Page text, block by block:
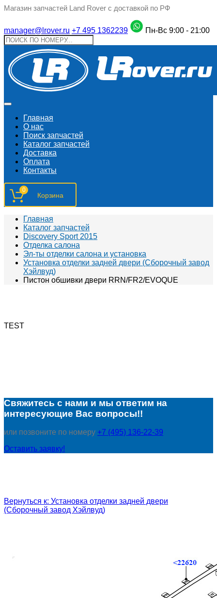
Магазин запчастей Land Rover с доставкой по РФ
manager@lrover.ru +7 495 1362239 Пн-Вс 9:00 - 21:00
Главная
О нас
Поиск запчастeй
Каталог запчастей
Доставка
Оплата
Контакты
0
Главная
Каталог запчастей
Discovery Sport 2015
Отделка салона
Эл-ты отделки салона и установка
Установка отделки задней двери (Сборочный завод
Хэйлвуд)
Пистон обшивки двери RRN/FR2/EVOQUE
TEST
Свяжитесь с нами и мы ответим на
интересующие Вас вопросы!!
или позвоните по номеру +7 (495) 136-22-39
Оставить заявку!
Вернуться к: Установка отделки задней двери
(Сборочный завод Хэйлвуд)